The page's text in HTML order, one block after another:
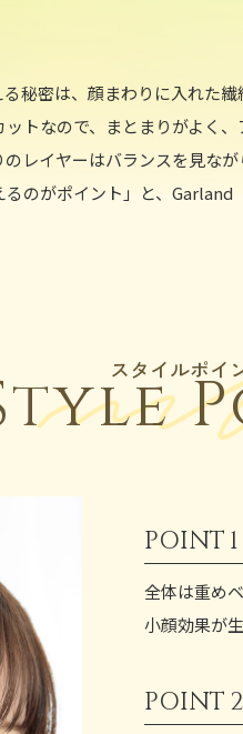
秘密は、顔まわりに入れた繊
トなので、まとまりがよく、
レイヤーはバランスを見なが
るのがポイント」と、Garland
スタイルポイ
POINT 1
全体は重め
小顔効果が
POINT 2